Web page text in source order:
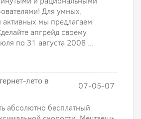
Для умных,
активных мы предлагаем
апгрейд своему
по 31 августа 2008 ...
лето в
07-05-07
абсолютно бесплатный